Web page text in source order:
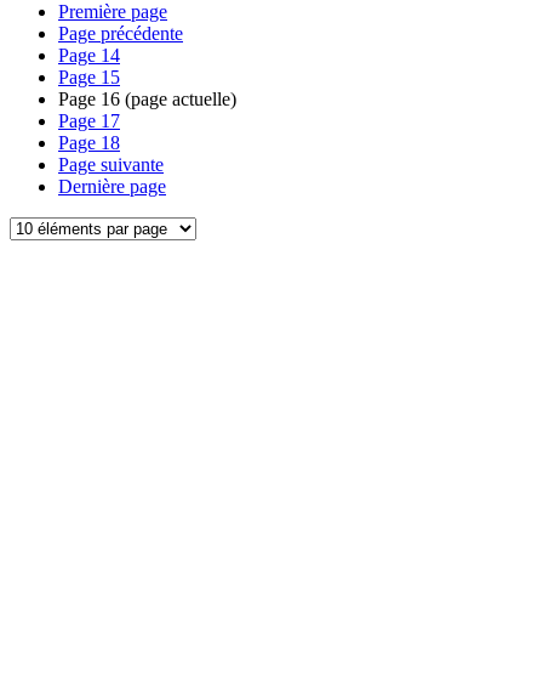
Première page
Page précédente
Page 14
Page 15
Page 16 (page actuelle)
Page 17
Page 18
Page suivante
Dernière page